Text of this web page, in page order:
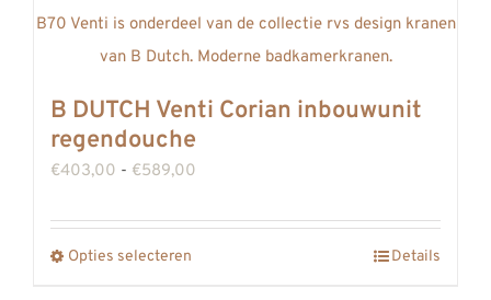
B DUTCH Venti Corian inbouwunit
regendouche
€403,00 - €589,00
tot
Opties selecteren Details